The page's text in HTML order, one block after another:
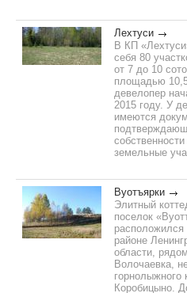
Лехтуси
В КП
себя 80
от 7 до 10
площадью
девелопер
2015 году. У
имеются
земельные
Вуотъярки
Элитный
поселок
районе
области,
Волочаевка,
горнолыжного
Коробицыно.